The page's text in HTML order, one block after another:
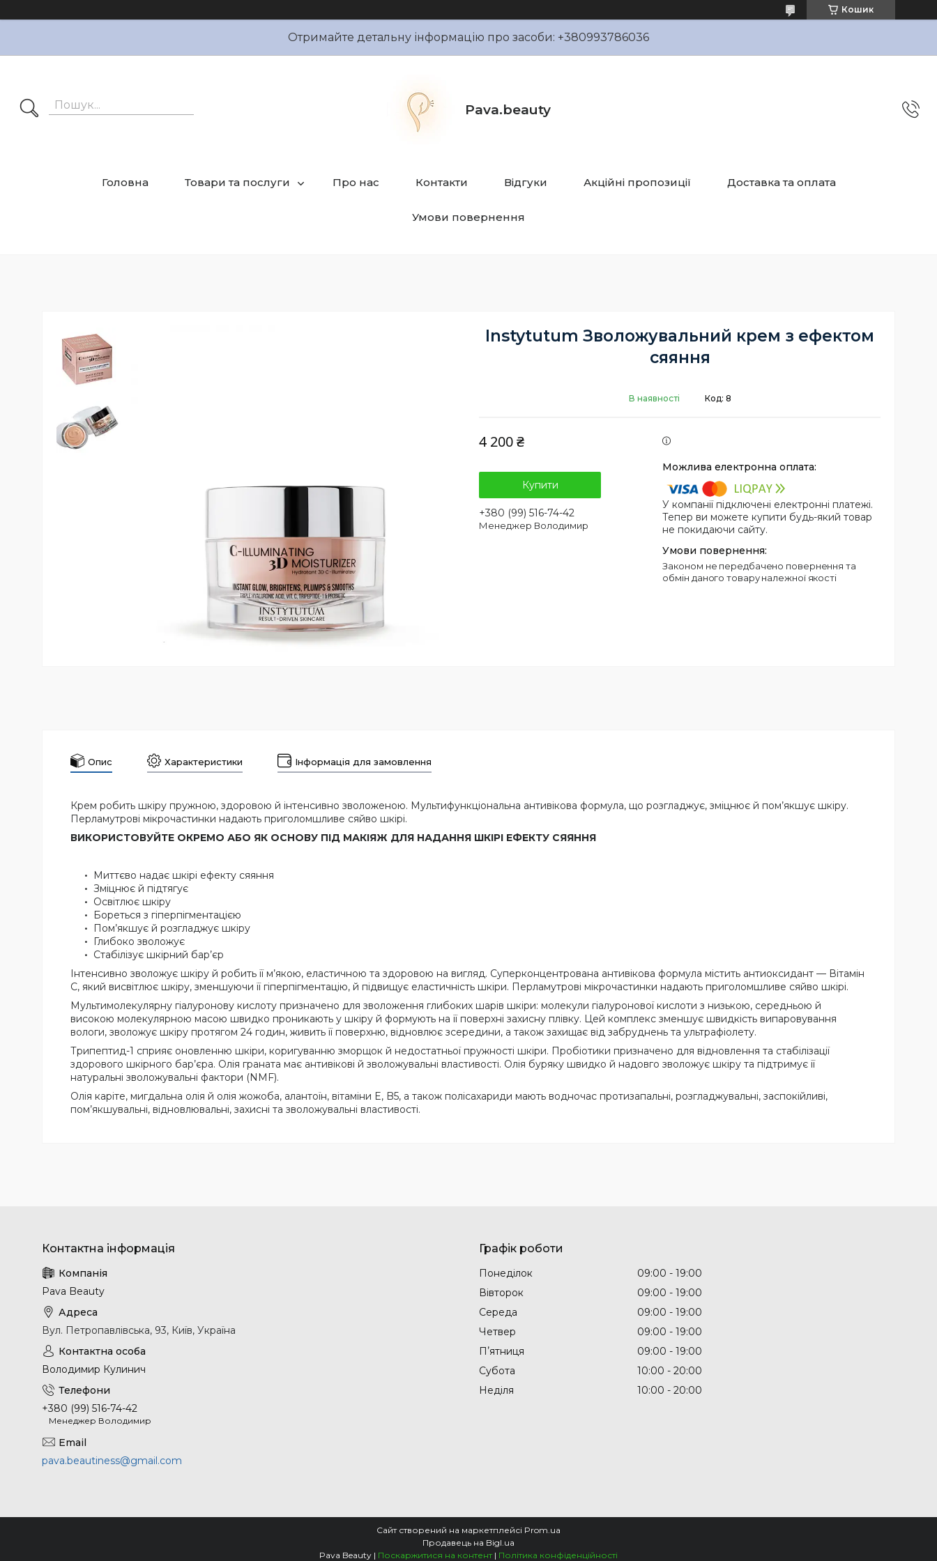
Кошик
Отримайте детальну інформацію про засоби: +380993786036
Pava.beauty
Головна Товари та послуги Про нас Контакти Відгуки Акційні пропозиції Доставка та оплата
Умови повернення
Instytutum Зволожувальний крем з ефектом
сяяння
В наявності Код: 8
4 200 ₴
Купити
+380 (99) 516-74-42
Менеджер Володимир
У компанії підключені електронні платежі.
Тепер ви можете купити будь-який товар
не покидаючи сайту.
Законом не передбачено повернення та
обмін даного товару належної якості
Опис Характеристики Інформація для замовлення
Крем робить шкіру пружною, здоровою й інтенсивно зволоженою. Мультифункціональна антивікова формула, що розгладжує, зміцнює й пом’якшує шкіру.
Перламутрові мікрочастинки надають приголомшливе сяйво шкірі.
ВИКОРИСТОВУЙТЕ ОКРЕМО АБО ЯК ОСНОВУ ПІД МАКІЯЖ ДЛЯ НАДАННЯ ШКІРІ ЕФЕКТУ СЯЯННЯ
Миттєво надає шкірі ефекту сяяння
Зміцнює й підтягує
Освітлює шкіру
Бореться з гіперпігментацією
Пом’якшує й розгладжує шкіру
Глибоко зволожує
Стабілізує шкірний бар’єр
Інтенсивно зволожує шкіру й робить її м’якою, еластичною та здоровою на вигляд. Суперконцентрована антивікова формула містить антиоксидант — Вітамін
C, який висвітлює шкіру, зменшуючи її гіперпігментацію, й підвищує еластичність шкіри. Перламутрові мікрочастинки надають приголомшливе сяйво шкірі.
Мультимолекулярну гіалуронову кислоту призначено для зволоження глибоких шарів шкіри: молекули гіалуронової кислоти з низькою, середньою й
високою молекулярною масою швидко проникають у шкіру й формують на її поверхні захисну плівку. Цей комплекс зменшує швидкість випаровування
вологи, зволожує шкіру протягом 24 годин, живить її поверхню, відновлює зсередини, а також захищає від забруднень та ультрафіолету.
Трипептид-1 сприяє оновленню шкіри, коригуванню зморщок й недостатньої пружності шкіри. Пробіотики призначено для відновлення та стабілізації
здорового шкірного бар’єра. Олія граната має антивікові й зволожувальні властивості. Олія буряку швидко й надовго зволожує шкіру та підтримує її
натуральні зволожувальні фактори (NMF).
Олія каріте, мигдальна олія й олія жожоба, алантоїн, вітаміни E, B5, а також полісахариди мають водночас протизапальні, розгладжувальні, заспокійливі,
пом’якшувальні, відновлювальні, захисні та зволожувальні властивості.
Pava Beauty
Вул. Петропавлівська, 93, Київ, Україна
Володимир Кулинич
+380 (99) 516-74-42
Менеджер Володимир
pava.beautiness@gmail.com
Графік роботи
Понеділок 09:00
19:00
Вівторок
09:00
19:00
Середа
09:00
19:00
Четвер
09:00
19:00
Пʼятниця
09:00
19:00
Субота
10:00
20:00
Неділя
10:00 20:00
Сайт створений на маркетплейсі Prom.ua
Продавець на Bigl.ua
Pava Beauty | Поскаржитися на контент | Політика конфіденційності